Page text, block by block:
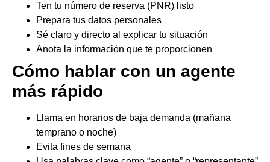
Ten tu número de reserva (PNR) listo
Prepara tus datos personales
Sé claro y directo al explicar tu situación
Anota la información que te proporcionen
Cómo hablar con un agente
más rápido
Llama en horarios de baja demanda (mañana
temprano o noche)
Evita fines de semana